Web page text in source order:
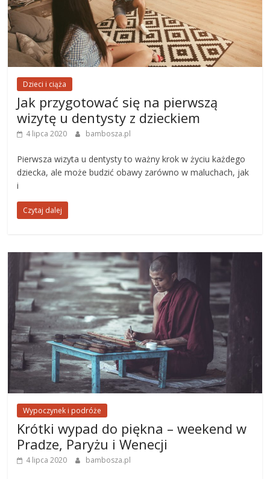
Dzieci i ciąża
Jak przygotować się na pierwszą
wizytę u dentysty z dzieckiem
4 lipca 2020 bambosza.pl
Pierwsza wizyta u dentysty to ważny krok w życiu każdego
dziecka, ale może budzić obawy zarówno w maluchach, jak
i
Czytaj dalej
Wypoczynek i podróże
Krótki wypad do piękna – weekend w
Pradze, Paryżu i Wenecji
4 lipca 2020 bambosza.pl